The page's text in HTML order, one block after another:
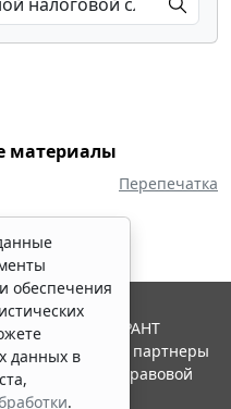
материалы
Перепечатка
обеспечения
данных в
.
Система ГАРАНТ
"Гарант" и ее партнеры
ассоциации правовой